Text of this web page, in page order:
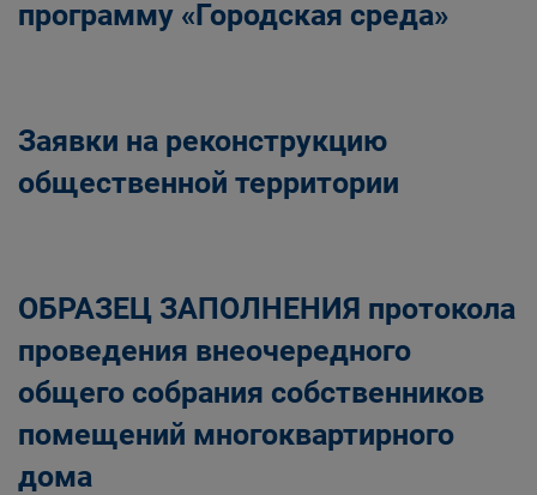
программу «Городская среда»
Заявки на реконструкцию
общественной территории
ОБРАЗЕЦ ЗАПОЛНЕНИЯ протокола
проведения внеочередного
общего собрания собственников
помещений многоквартирного
дома